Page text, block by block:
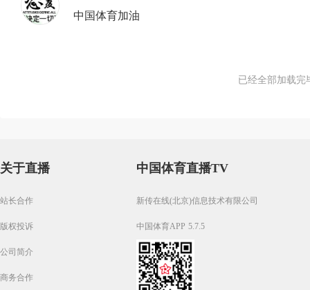
中国体育加油
已经全部加载完
关于直播
站长合作
版权投诉
公司简介
商务合作
中国体育直播TV
新传在线(北京)信息技术有限公司
中国体育APP 5.7.5